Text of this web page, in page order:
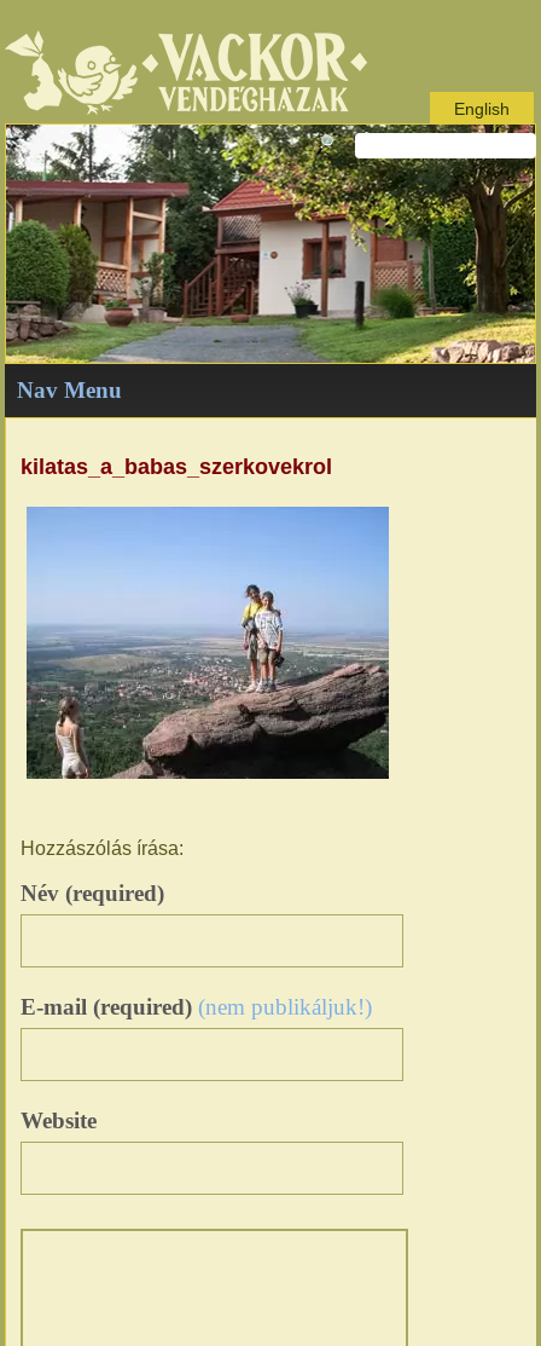
English
Nav Menu
kilatas_a_babas_szerkovekrol
Hozzászólás írása:
Név (required)
E-mail (required) (nem publikáljuk!)
Website